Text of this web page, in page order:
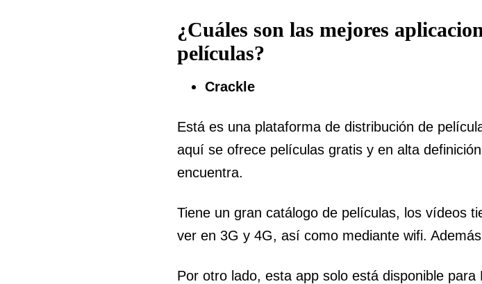
¿Cuáles son las mejores
películas?
Crackle
Está es una plataforma de distribución de
aquí se ofrece películas gratis y en alta
encuentra.
Tiene un gran catálogo de películas, los vídeos
ver en 3G y 4G, así como mediante wifi.
Por otro lado, esta app solo está disponible